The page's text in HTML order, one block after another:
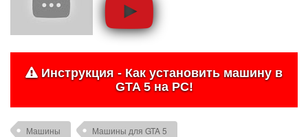
Инструкция - Как установить машину в
GTA 5 на PC!
Машины Машины для GTA 5